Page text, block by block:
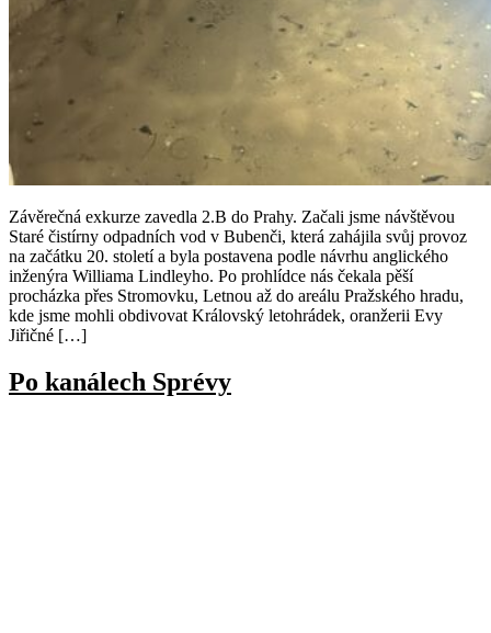
Závěrečná exkurze zavedla 2.B do Prahy. Začali jsme návštěvou
Staré čistírny odpadních vod v Bubenči, která zahájila svůj provoz
na začátku 20. století a byla postavena podle návrhu anglického
inženýra Williama Lindleyho. Po prohlídce nás čekala pěší
procházka přes Stromovku, Letnou až do areálu Pražského hradu,
kde jsme mohli obdivovat Královský letohrádek, oranžerii Evy
Jiřičné […]
Po kanálech Sprévy